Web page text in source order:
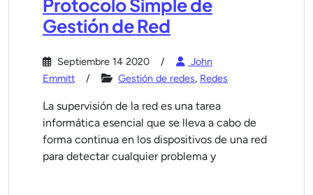
Protocolo Simple de
Gestión de Red
Septiembre 14 2020
John
Emmitt
Gestión de redes, Redes
La supervisión de la red es una tarea
informática esencial que se lleva a cabo de
forma continua en los dispositivos de una red
para detectar cualquier problema y